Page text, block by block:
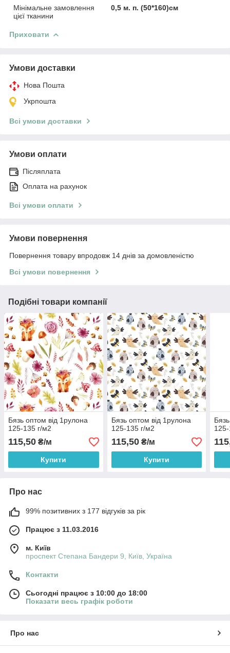
Мінімальне замовлення
цієї тканини
0,5 м. п. (50*160)см
Приховати
Умови доставки
Нова Пошта
Укрпошта
Всі умови доставки
Умови оплати
Післяплата
Оплата на рахунок
Всі умови оплати
Умови повернення
Повернення товару впродовж 14 днів за домовленістю
Всі умови повернення
Подібні товари компанії
Бязь оптом від 1рулона
125-135 г/м2
115,50 ₴/м
Купити
Бязь оптом від 1рулона
125-135 г/м2
115,50₴/м
Купити
Про нас
99% позитивних з 177 відгуків за рік
Працює з 11.03.2016
м. Київ
проспект Степана Бандери 9, Київ, Україна
Контакти
Сьогодні працює з 10:00 до 18:00
Показати весь графік роботи
Про нас